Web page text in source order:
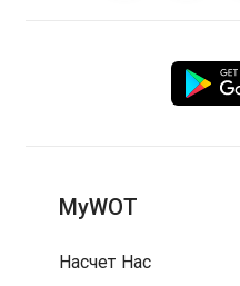
MyWOT
Насчет Нас